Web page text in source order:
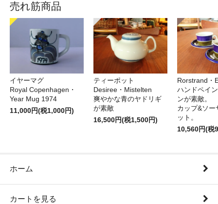
売れ筋商品
イヤーマグ
Royal Copenhagen・
Year Mug 1974
11,000円(税1,000円)
ティーポット
Desiree・Mistelten
爽やかな青のヤドリギ
が素敵
16,500円(税1,500円)
Rorstrand・
ハンドペイ
ンが素敵。
カップ&ソー
ット。
10,560円(税
ホーム
カートを見る